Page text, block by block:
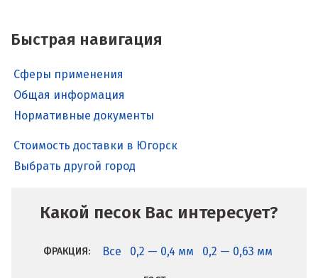
Быстрая навигация
Сферы применения
Общая информация
Нормативные документы
Какой песок Вас интересует?
ФРАКЦИЯ: Все 0,2 — 0,4 мм 0,2 — 0,63 мм